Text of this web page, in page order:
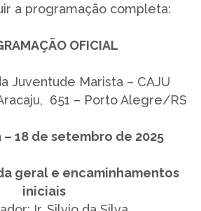
a programação completa:
OFICIAL
Juventude Marista – CAJU
651 – Porto Alegre/RS
18 de setembro de 2025
geral e encaminhamentos
iniciais